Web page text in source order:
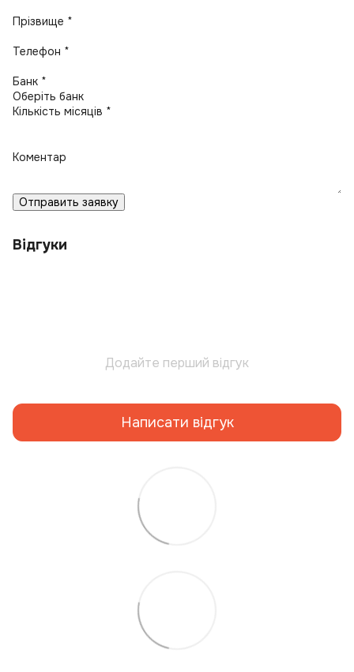
Прізвище *
Телефон *
Банк *
Кількість місяців *
Коментар
Отправить заявку
Відгуки
Додайте перший відгук
Написати відгук